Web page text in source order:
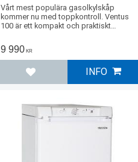
Vårt mest populära gasolkylskåp
kommer nu med toppkontroll. Ventus
100 är ett kompakt och praktiskt
lite mindre plats. Skåpet har också ett
10 liters frysfack.
9 990 KR
Lägg till i favoriter
INFO